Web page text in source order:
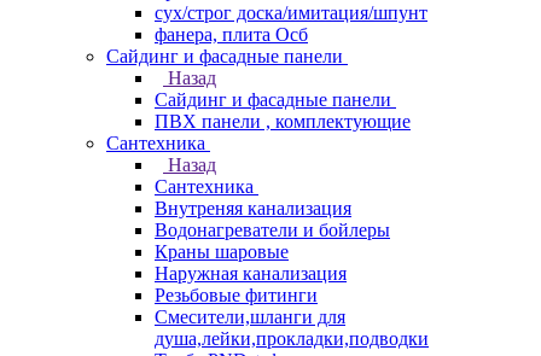
сух/строг доска/имитация/шпунт
фанера, плита Осб
Сайдинг и фасадные панели
Назад
Сайдинг и фасадные панели
ПВХ панели , комплектующие
Сантехника
Назад
Сантехника
Внутреняя канализация
Водонагреватели и бойлеры
Краны шаровые
Наружная канализация
Резьбовые фитинги
Смесители,шланги для
душа,лейки,прокладки,подводки